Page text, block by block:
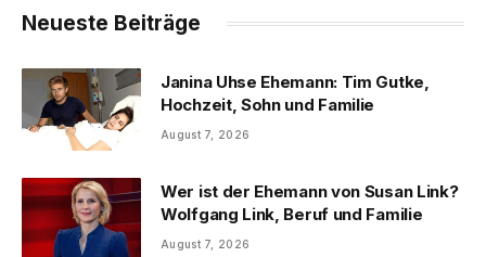
Neueste Beiträge
Janina Uhse Ehemann: Tim Gutke,
Hochzeit, Sohn und Familie
August 7, 2026
Wer ist der Ehemann von Susan Link?
Wolfgang Link, Beruf und Familie
August 7, 2026